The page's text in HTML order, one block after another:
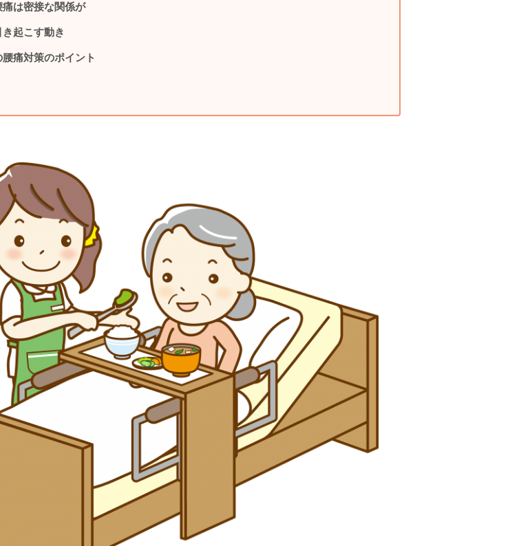
痛は密接な関係が
起こす動き
痛対策のポイント